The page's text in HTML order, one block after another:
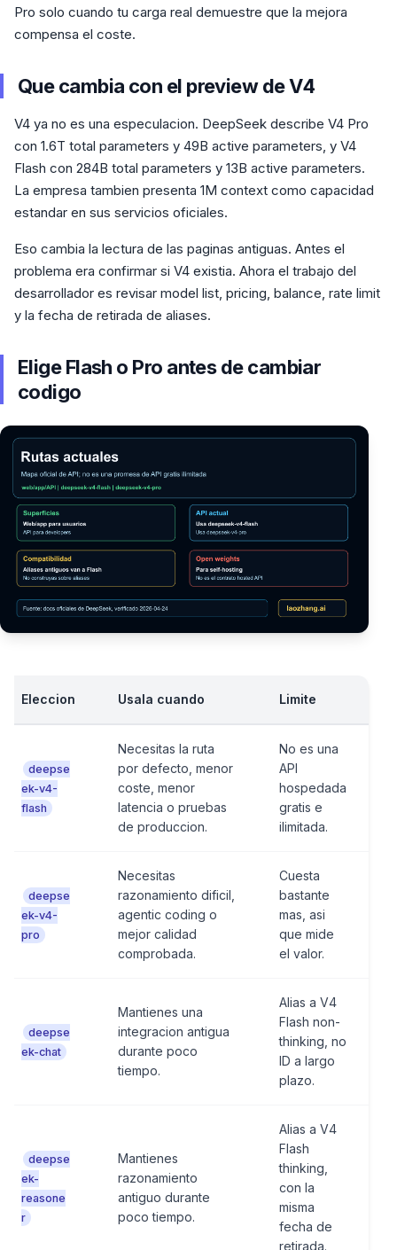
Pro solo cuando tu carga real demuestre que la mejora
compensa el coste.
Que cambia con el preview de V4
V4 ya no es una especulacion. DeepSeek describe V4 Pro
con 1.6T total parameters y 49B active parameters, y V4
Flash con 284B total parameters y 13B active parameters.
La empresa tambien presenta 1M context como capacidad
estandar en sus servicios oficiales.
Eso cambia la lectura de las paginas antiguas. Antes el
problema era confirmar si V4 existia. Ahora el trabajo del
desarrollador es revisar model list, pricing, balance, rate limit
y la fecha de retirada de aliases.
Elige Flash o Pro antes de cambiar
codigo
Eleccion Usala cuando Limite
deepse
ek-v4-
flash
Necesitas la ruta
por defecto, menor
coste, menor
latencia o pruebas
de produccion.
No es una
API
hospedada
gratis e
ilimitada.
deepse
ek-v4-
pro
Necesitas
razonamiento dificil,
agentic coding o
mejor calidad
comprobada.
Cuesta
bastante
mas, asi
que mide
el valor.
deepse
ek-chat
Mantienes una
integracion antigua
durante poco
tiempo.
Alias a V4
Flash non-
thinking, no
ID a largo
plazo.
deepse
ek-
reasone
r
Mantienes
razonamiento
antiguo durante
poco tiempo.
Alias a V4
Flash
thinking,
con la
misma
fecha de
retirada.